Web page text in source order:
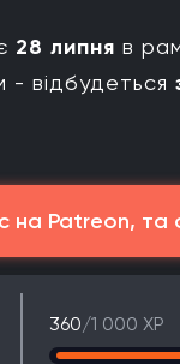
28 липня в
відбудеться
Patreon, та
360/1 000 XP